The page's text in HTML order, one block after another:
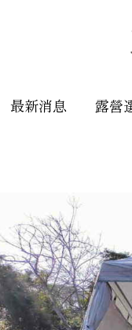
最新消息 露營